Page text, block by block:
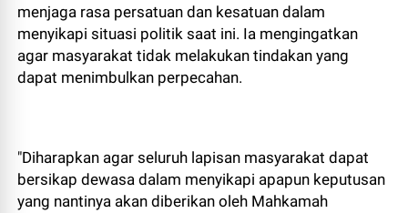
menjaga rasa persatuan dan kesatuan dalam
menyikapi situasi politik saat ini. Ia mengingatkan
agar masyarakat tidak melakukan tindakan yang
dapat menimbulkan perpecahan.
"Diharapkan agar seluruh lapisan masyarakat dapat
bersikap dewasa dalam menyikapi apapun keputusan
yang nantinya akan diberikan oleh Mahkamah